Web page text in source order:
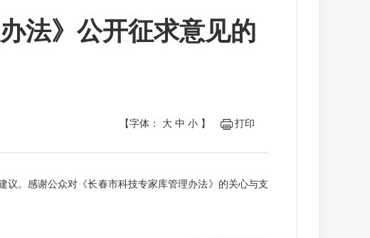
法》公开征求意见的
【字体： 大 中 小 】 打印
。感谢公众对《长春市科技专家库管理办法》的关心与支